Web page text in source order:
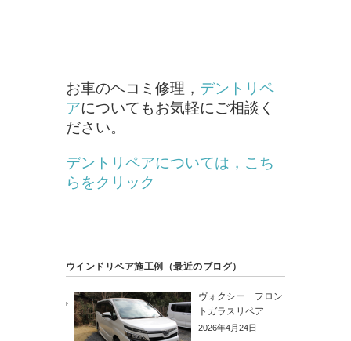
お車のヘコミ修理， デントリペ
アについてもお気軽にご相談く
ださい。
デントリペアについては，こち
らをクリック
ウインドリペア施工例（最近のブログ）
ヴォクシー フロン
トガラスリペア
2026年4月24日